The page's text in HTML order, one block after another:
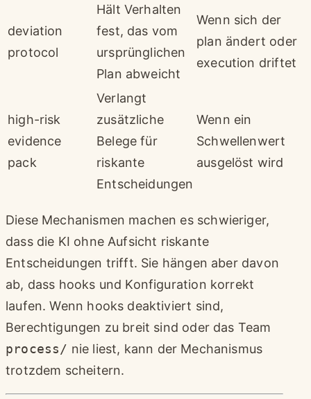
deviation
protocol
Hält Verhalten
fest, das vom
ursprünglichen
Plan abweicht
Wenn sich der
plan ändert oder
execution driftet
high-risk
evidence
pack
Verlangt
zusätzliche
Belege für
riskante
Entscheidungen
Wenn ein
Schwellenwert
ausgelöst wird
Diese Mechanismen machen es schwieriger,
dass die KI ohne Aufsicht riskante
Entscheidungen trifft. Sie hängen aber davon
ab, dass hooks und Konfiguration korrekt
laufen. Wenn hooks deaktiviert sind,
Berechtigungen zu breit sind oder das Team
process/ nie liest, kann der Mechanismus
trotzdem scheitern.